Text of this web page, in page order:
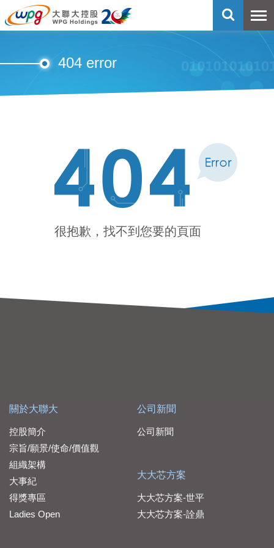
404 error
很抱歉，找不到您要的頁面
關於大聯大
控股簡介
宗旨/願景/使命/價值觀
組織架構
大事紀
得獎專區
Ladies Open
公司新聞
公司新聞
大大芯方案
大大芯方案-世平
大大芯方案-詮鼎